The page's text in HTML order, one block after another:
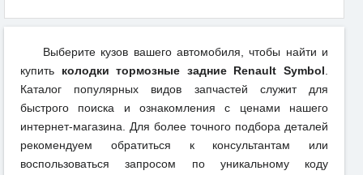
Выберите кузов вашего автомобиля, чтобы найти и
купить колодки тормозные задние Renault Symbol.
Каталог популярных видов запчастей служит для
быстрого поиска и ознакомления с ценами нашего
интернет-магазина. Для более точного подбора деталей
рекомендуем обратиться к консультантам или
воспользоваться запросом по уникальному коду